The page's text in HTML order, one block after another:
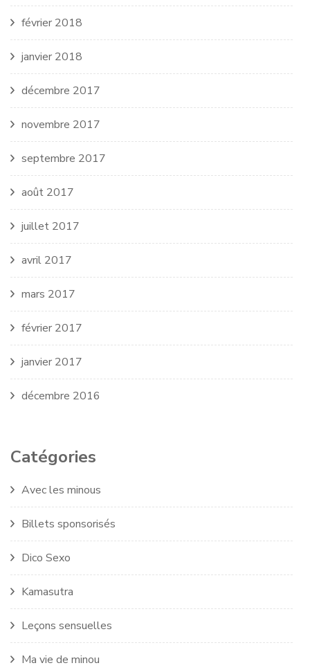
février 2018
janvier 2018
décembre 2017
novembre 2017
septembre 2017
août 2017
juillet 2017
avril 2017
mars 2017
février 2017
janvier 2017
décembre 2016
Catégories
Avec les minous
Billets sponsorisés
Dico Sexo
Kamasutra
Leçons sensuelles
Ma vie de minou